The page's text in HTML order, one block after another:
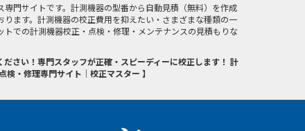
門サイトです。計測機器の型番から自動見積（無料）を作成
ます。計測機器の校正費用を抑えたい・さまざまな種類の一
での計測機器校正・点検・修理・メンテナンスの見積もりな
さい！専門スタッフが正確・スピーディーに校正します！ 計
・修理専門サイト｜校正マスター 】